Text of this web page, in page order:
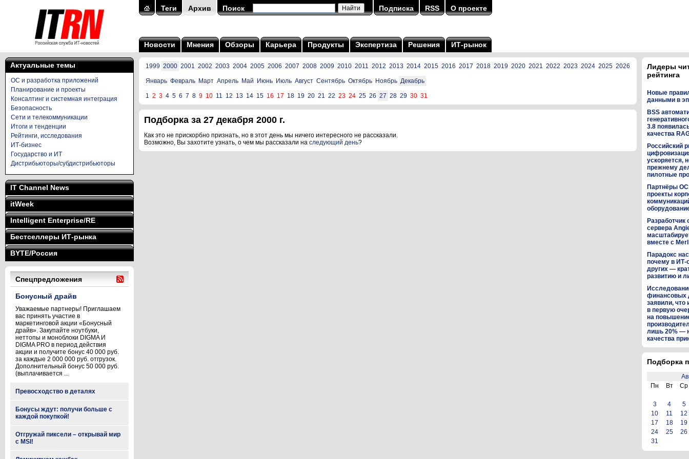
Теги Архив Поиск Подписка RSS О проекте
Новости Мнения Обзоры Карьера Продукты Экспертиза Решения ИТ-рынок
Актуальные темы
ОС и разработка приложений
Планирование и проекты
Консалтинг и системная интеграция
Безопасность
Сети и телекоммуникации
Итоги и тенденции
Рейтинги, исследования
ИТ-бизнес
Государство и ИТ
Дистрибьюторы/субдистрибьюторы
IT Channel News
itWeek
Intelligent Enterprise/RE
Бестселлеры ИТ-рынка
BYTE/Россия
Спецпредложения
Бонусный драйв
Уважаемые партнеры! Приглашаем
вас принять участие в
маркетинговой акции «Бонусный
драйв». Закупайте ноутбуки,
неттопы и моноблоки DIGMA И
DIGMA PRO в период действия
акции и получите бонус 40 000 руб.
за каждые 2 000 000 руб. отгрузок.
Дополнительный бонус 50 000 руб.
(выплачивается ...
Превосходство в деталях
Бонусы ждут: получи больше с
каждой покупкой!
Отгружай пиксели – открывай мир
с MSI!
1999 2000 2001 2002 2003 2004 2005 2006 2007 2008 2009 2010 2011 2012 2013 2014 2015 2016 2017 2018 2019 2020 2021 2022 2023 2024 2025 2026
Январь Февраль Март Апрель Май Июнь Июль Август Сентябрь Октябрь Ноябрь Декабрь
1 2 3 4 5 6 7 8 9 10 11 12 13 14 15 16 17 18 19 20 21 22 23 24 25 26 27 28 29 30 31
Подборка за 27 декабря 2000 г.
Как это не прискорбно признать, но в этот день мы ничего интересного не рассказали.
Возможно, Вы захотите узнать, о чем мы рассказали на следующий день?
Лидеры
рейтинга
Новые
данными в
BSS
3.8
качества
Российский
ускоряется,
прежнему
пилотные
Партнёры
проекты
Разработчик
сервера
вместе с
Парадокс
почему в ИТ-
других —
развитию и
финансовых
заявили, что
в первую
на
лишь 20% —
качества
Подборка
Пн
Вт Ср
3 4
5
10
11
12
17
18
19
24
25
26
31